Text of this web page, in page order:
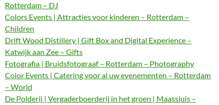
Rotterdam – DJ
Colors Events | Attracties voor kinderen – Rotterdam –
Children
Drift Wood Distillery | Gift Box and Digital Experience –
Katwijk aan Zee – Gifts
Fotografia | Bruidsfotograaf – Rotterdam – Photography
Color Events | Catering voor al uw evenementen – Rotterdam
– World
De Polderij | Vergaderboerderij in het groen | Maassluis –